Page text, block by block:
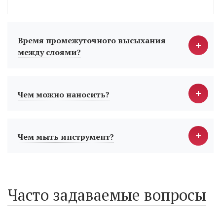
Время промежуточного высыхания
между слоями?
Чем можно наносить?
Чем мыть инструмент?
Часто задаваемые вопросы